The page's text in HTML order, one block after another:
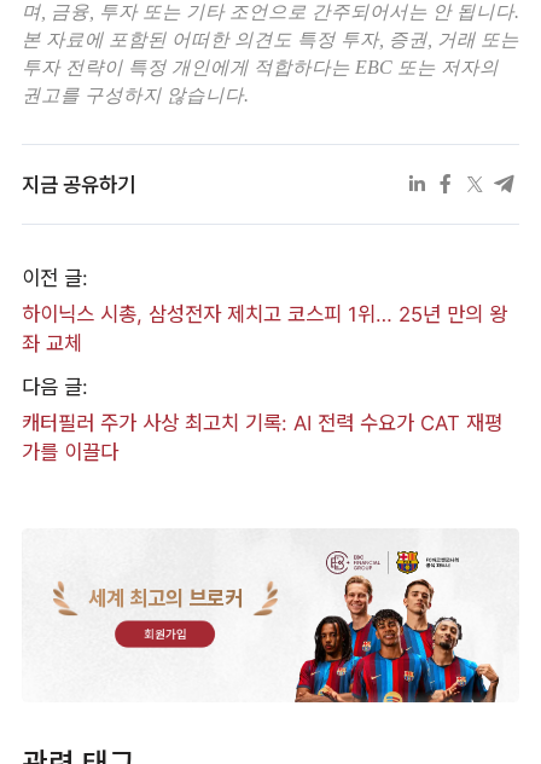
며, 금융, 투자 또는 기타 조언으로 간주되어서는 안 됩니다.
본 자료에 포함된 어떠한 의견도 특정 투자, 증권, 거래 또는
투자 전략이 특정 개인에게 적합하다는 EBC 또는 저자의
권고를 구성하지 않습니다.
지금 공유하기
이전 글:
하이닉스 시총, 삼성전자 제치고 코스피 1위… 25년 만의 왕
좌 교체
다음 글:
캐터필러 주가 사상 최고치 기록: AI 전력 수요가 CAT 재평
가를 이끌다
세계 최고의 브로커
회원가입